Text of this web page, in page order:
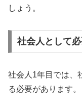
しょう。
社会人として
社会人1年目では、
る必要があります。